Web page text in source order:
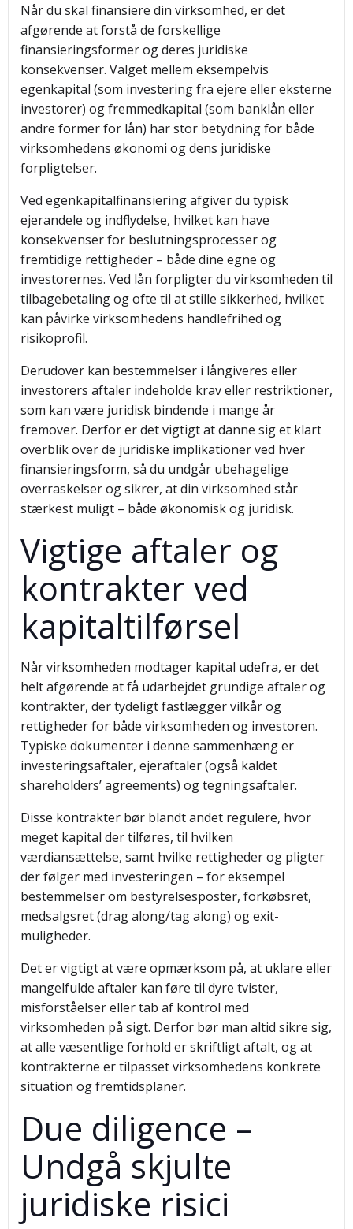
Når du skal finansiere din virksomhed, er det
afgørende at forstå de forskellige
finansieringsformer og deres juridiske
konsekvenser. Valget mellem eksempelvis
egenkapital (som investering fra ejere eller eksterne
investorer) og fremmedkapital (som banklån eller
andre former for lån) har stor betydning for både
virksomhedens økonomi og dens juridiske
forpligtelser.
Ved egenkapitalfinansiering afgiver du typisk
ejerandele og indflydelse, hvilket kan have
konsekvenser for beslutningsprocesser og
fremtidige rettigheder – både dine egne og
investorernes. Ved lån forpligter du virksomheden til
tilbagebetaling og ofte til at stille sikkerhed, hvilket
kan påvirke virksomhedens handlefrihed og
risikoprofil.
Derudover kan bestemmelser i långiveres eller
investorers aftaler indeholde krav eller restriktioner,
som kan være juridisk bindende i mange år
fremover. Derfor er det vigtigt at danne sig et klart
overblik over de juridiske implikationer ved hver
finansieringsform, så du undgår ubehagelige
overraskelser og sikrer, at din virksomhed står
stærkest muligt – både økonomisk og juridisk.
Vigtige aftaler og
kontrakter ved
kapitaltilførsel
Når virksomheden modtager kapital udefra, er det
helt afgørende at få udarbejdet grundige aftaler og
kontrakter, der tydeligt fastlægger vilkår og
rettigheder for både virksomheden og investoren.
Typiske dokumenter i denne sammenhæng er
investeringsaftaler, ejeraftaler (også kaldet
shareholders’ agreements) og tegningsaftaler.
Disse kontrakter bør blandt andet regulere, hvor
meget kapital der tilføres, til hvilken
værdiansættelse, samt hvilke rettigheder og pligter
der følger med investeringen – for eksempel
bestemmelser om bestyrelsesposter, forkøbsret,
medsalgsret (drag along/tag along) og exit-
muligheder.
Det er vigtigt at være opmærksom på, at uklare eller
mangelfulde aftaler kan føre til dyre tvister,
misforståelser eller tab af kontrol med
virksomheden på sigt. Derfor bør man altid sikre sig,
at alle væsentlige forhold er skriftligt aftalt, og at
kontrakterne er tilpasset virksomhedens konkrete
situation og fremtidsplaner.
Due diligence –
Undgå skjulte
juridiske risici